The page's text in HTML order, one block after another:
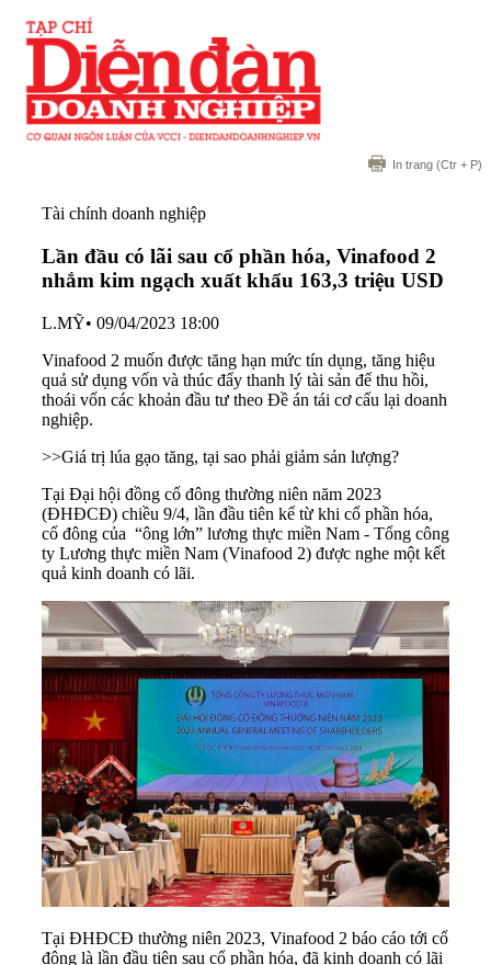
In trang (Ctr + P)
Tài chính doanh nghiệp
Lần đầu có lãi sau cổ phần hóa, Vinafood 2
nhắm kim ngạch xuất khẩu 163,3 triệu USD
L.MỸ• 09/04/2023 18:00
Vinafood 2 muốn được tăng hạn mức tín dụng, tăng hiệu
quả sử dụng vốn và thúc đẩy thanh lý tài sản để thu hồi,
thoái vốn các khoản đầu tư theo Đề án tái cơ cấu lại doanh
nghiệp.
>>Giá trị lúa gạo tăng, tại sao phải giảm sản lượng?
Tại Đại hội đồng cổ đông thường niên năm 2023
(ĐHĐCĐ) chiều 9/4, lần đầu tiên kể từ khi cổ phần hóa,
cổ đông của “ông lớn” lương thực miền Nam - Tổng công
ty Lương thực miền Nam (Vinafood 2) được nghe một kết
quả kinh doanh có lãi.
Tại ĐHĐCĐ thường niên 2023, Vinafood 2 báo cáo tới cổ
đông là lần đầu tiên sau cổ phần hóa, đã kinh doanh có lãi